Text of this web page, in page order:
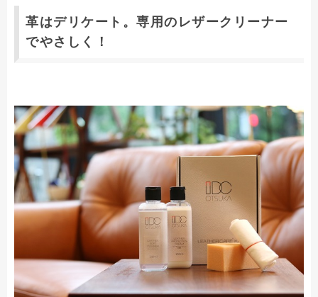
革はデリケート。専用のレザークリーナー
でやさしく！